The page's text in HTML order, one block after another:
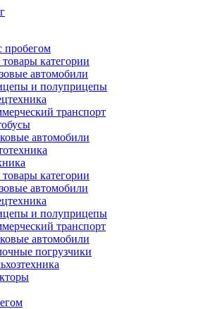
пробегом
категории
автомобили
и полуприцепы
транспорт
автомобили
категории
автомобили
и полуприцепы
транспорт
автомобили
погрузчики